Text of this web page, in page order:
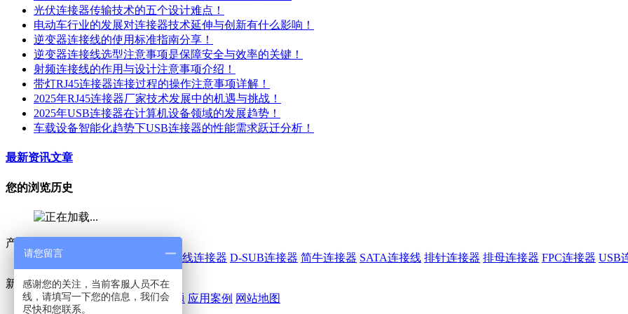
光伏连接器传输技术的五个设计难点！
电动车行业的发展对连接器技术延伸与创新有什么影响！
逆变器连接线的使用标准指南分享！
逆变器连接线选型注意事项是保障安全与效率的关键！
射频连接线的作用与设计注意事项介绍！
带灯RJ45连接器连接过程的操作注意事项详解！
2025年RJ45连接器厂家技术发展中的机遇与挑战！
2025年USB连接器在计算机设备领域的发展趋势！
车载设备智能化趋势下USB连接器的性能需求跃迁分析！
最新资讯文章
您的浏览历史
产品中心
线对板连接器
线对线连接器 D-SUB连接器 简牛连接器 SATA连接线 排针连接器 排母连接器 FPC连接器 USB
新闻 / 案例
鑫鹏博动态 行业动态 常见问题 应用案例 网站地图
请您留言
感谢您的关注，当前客服人员不在
线，请填写一下您的信息，我们会
尽快和您联系。